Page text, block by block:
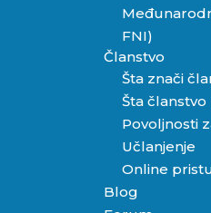
FNI)
Članstvo
Šta znači
Šta
Povoljnosti
Učlanjenje
Online
Blog